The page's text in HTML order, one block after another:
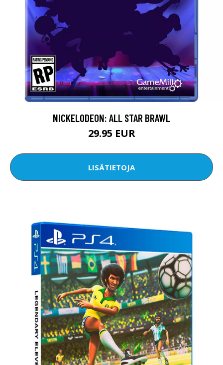
NICKELODEON: ALL STAR BRAWL
29.95 EUR
LISÄTIETOJA